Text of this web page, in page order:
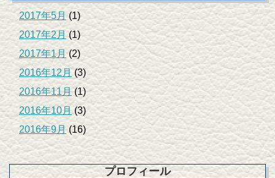
2017年5月 (1)
2017年2月 (1)
2017年1月 (2)
2016年12月(3)
2016年11月(1)
2016年10月 (3)
2016年9月 (16)
プロフィール